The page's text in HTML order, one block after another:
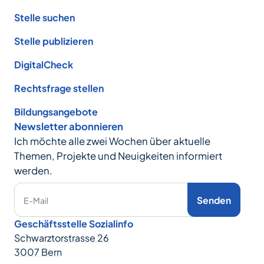
Stelle suchen
Stelle publizieren
DigitalCheck
Rechtsfrage stellen
Bildungsangebote
Newsletter abonnieren
Ich möchte alle zwei Wochen über aktuelle
Themen, Projekte und Neuigkeiten informiert
werden.
E-Mail Senden
Geschäftsstelle Sozialinfo
Schwarztorstrasse 26
3007 Bern